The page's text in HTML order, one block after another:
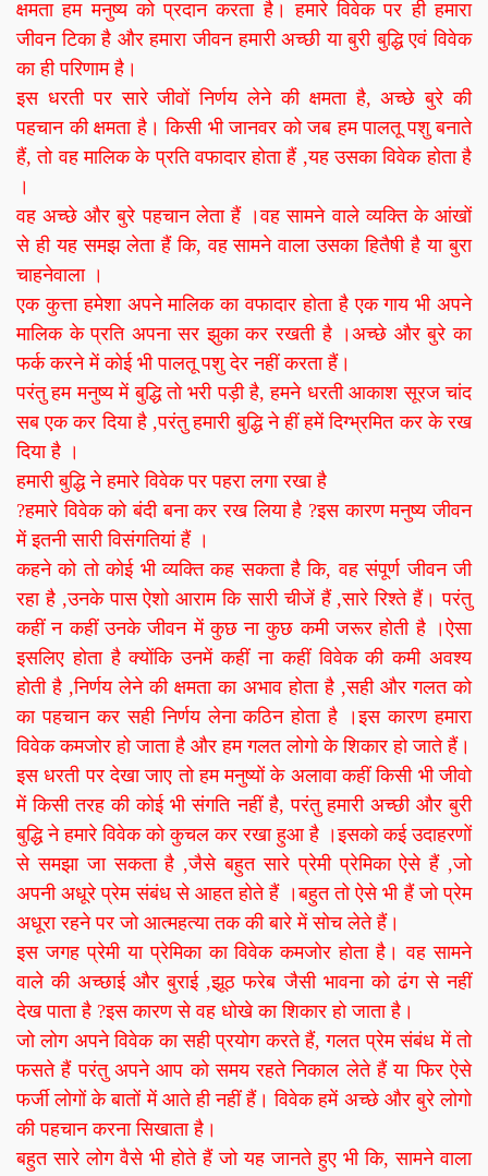
क्षमता हम मनुष्य को प्रदान करता है। हमारे विवेक पर ही हमारा
जीवन टिका है और हमारा जीवन हमारी अच्छी या बुरी बुद्धि एवं विवेक
का ही परिणाम है।
इस धरती पर सारे जीवों निर्णय लेने की क्षमता है, अच्छे बुरे की
पहचान की क्षमता है। किसी भी जानवर को जब हम पालतू पशु बनाते
हैं, तो वह मालिक के प्रति वफादार होता हैं ,यह उसका विवेक होता है
।
वह अच्छे और बुरे पहचान लेता हैं ।वह सामने वाले व्यक्ति के आंखों
से ही यह समझ लेता हैं कि, वह सामने वाला उसका हितैषी है या बुरा
चाहनेवाला ।
एक कुत्ता हमेशा अपने मालिक का वफादार होता है एक गाय भी अपने
मालिक के प्रति अपना सर झुका कर रखती है ।अच्छे और बुरे का
फर्क करने में कोई भी पालतू पशु देर नहीं करता हैं।
परंतु हम मनुष्य में बुद्धि तो भरी पड़ी है, हमने धरती आकाश सूरज चांद
सब एक कर दिया है ,परंतु हमारी बुद्धि ने हीं हमें दिग्भ्रमित कर के रख
दिया है ।
हमारी बुद्धि ने हमारे विवेक पर पहरा लगा रखा है
?हमारे विवेक को बंदी बना कर रख लिया है ?इस कारण मनुष्य जीवन
में इतनी सारी विसंगतियां हैं ।
कहने को तो कोई भी व्यक्ति कह सकता है कि, वह संपूर्ण जीवन जी
रहा है ,उनके पास ऐशो आराम कि सारी चीजें हैं ,सारे रिश्ते हैं। परंतु
कहीं न कहीं उनके जीवन में कुछ ना कुछ कमी जरूर होती है ।ऐसा
इसलिए होता है क्योंकि उनमें कहीं ना कहीं विवेक की कमी अवश्य
होती है ,निर्णय लेने की क्षमता का अभाव होता है ,सही और गलत को
का पहचान कर सही निर्णय लेना कठिन होता है ।इस कारण हमारा
विवेक कमजोर हो जाता है और हम गलत लोगो के शिकार हो जाते हैं।
इस धरती पर देखा जाए तो हम मनुष्यों के अलावा कहीं किसी भी जीवो
में किसी तरह की कोई भी संगति नहीं है, परंतु हमारी अच्छी और बुरी
बुद्धि ने हमारे विवेक को कुचल कर रखा हुआ है ।इसको कई उदाहरणों
से समझा जा सकता है ,जैसे बहुत सारे प्रेमी प्रेमिका ऐसे हैं ,जो
अपनी अधूरे प्रेम संबंध से आहत होते हैं ।बहुत तो ऐसे भी हैं जो प्रेम
अधूरा रहने पर जो आत्महत्या तक की बारे में सोच लेते हैं।
इस जगह प्रेमी या प्रेमिका का विवेक कमजोर होता है। वह सामने
वाले की अच्छाई और बुराई ,झूठ फरेब जैसी भावना को ढंग से नहीं
देख पाता है ?इस कारण से वह धोखे का शिकार हो जाता है।
जो लोग अपने विवेक का सही प्रयोग करते हैं, गलत प्रेम संबंध में तो
फसते हैं परंतु अपने आप को समय रहते निकाल लेते हैं या फिर ऐसे
फर्जी लोगों के बातों में आते ही नहीं हैं। विवेक हमें अच्छे और बुरे लोगो
की पहचान करना सिखाता है।
बहुत सारे लोग वैसे भी होते हैं जो यह जानते हुए भी कि, सामने वाला